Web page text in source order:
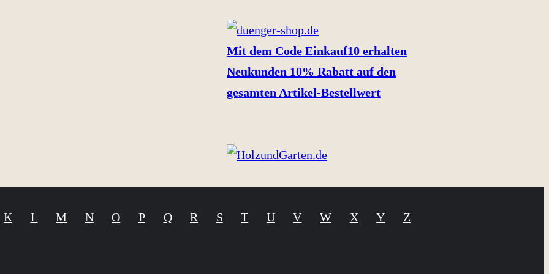
Mit dem Code Einkauf10 erhalten
Neukunden 10% Rabatt auf den
gesamten Artikel-Bestellwert
K L M N O P Q R S T U V W X Y Z